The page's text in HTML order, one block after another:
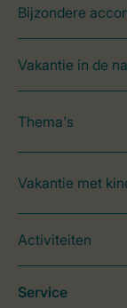
Bijzondere
Vakantie in de
Thema's
Vakantie met
Activiteiten
Service